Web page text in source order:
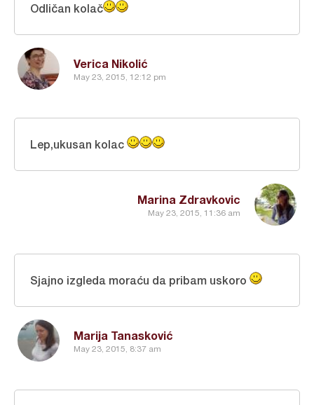
Verica Nikolić
May 23, 2015, 12:12 pm
Odličan kolač
Marina Zdravkovic
May 23, 2015, 11:36 am
Lep,ukusan kolac
Marija Tanasković
May 23, 2015, 8:37 am
Sjajno izgleda moraću da pribam uskoro